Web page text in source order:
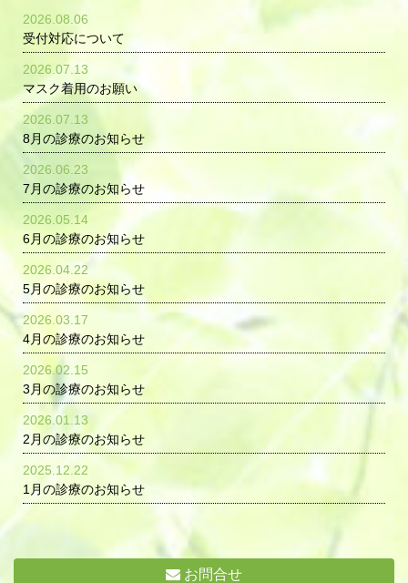
2026.08.06
受付対応について
2026.07.13
マスク着用のお願い
2026.07.13
8月の診療のお知らせ
2026.06.23
7月の診療のお知らせ
2026.05.14
6月の診療のお知らせ
2026.04.22
5月の診療のお知らせ
2026.03.17
4月の診療のお知らせ
2026.02.15
3月の診療のお知らせ
2026.01.13
2月の診療のお知らせ
2025.12.22
1月の診療のお知らせ
お問合せ